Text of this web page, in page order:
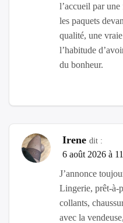
l’accueil par
les paquets
qualité, une
l’habitude
du bonheur.
Irene dit :
6 août 2026 à
J’annonce
Lingerie, prêt-à-
collants,
avec la